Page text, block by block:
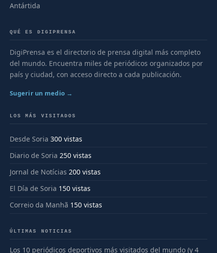
Antártida
QUÉ ES DIGIPRENSA
DigiPrensa es el directorio de prensa digital más completo
del mundo. Encuentra miles de periódicos organizados por
país y ciudad, con acceso directo a cada publicación.
Sugerir un medio →
LOS MÁS VISITADOS
Desde Soria 300 vistas
Diario de Soria 250 vistas
Jornal de Notícias 200 vistas
El Día de Soria 150 vistas
Correio da Manhã 150 vistas
ÚLTIMAS NOTICIAS
Los 10 periódicos deportivos más visitados del mundo (y 4